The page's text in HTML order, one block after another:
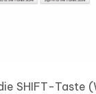
SHIFT-Taste